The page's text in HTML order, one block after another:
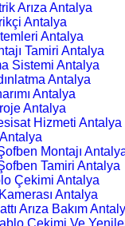
Arıza Antalya
Antalya
Antalya
Tamiri Antalya
Sistemi Antalya
Antalya
Antalya
Antalya
Hizmeti Antalya
Montajı
Tamiri Antalya
Çekimi Antalya
Antalya
Arıza Bakım
Çekimi Ve